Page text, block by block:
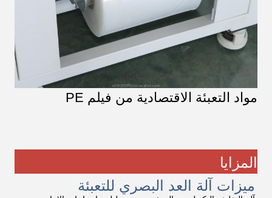
مواد التعبئة الاقتصادية من فيلم PE
المزايا
ميزات آلة العد البصري للتعبئة